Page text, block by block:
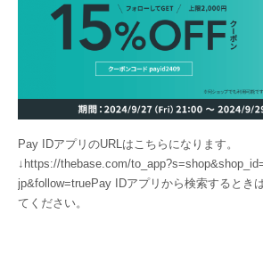
Pay IDアプリのURLはこちらになります。
↓https://thebase.com/
jp&follow=truePay IDアプリから検索するとき
てください。